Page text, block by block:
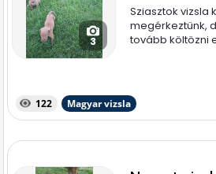
3
Sziasztok vizsla
megérkeztünk,
tovább költözni
122 Magyar vizsla